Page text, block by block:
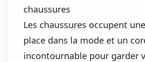
chaussures
Les chaussures occupent
place dans la mode et un
incontournable pour garder